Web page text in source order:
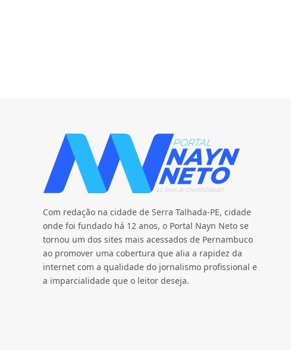
Com redação na cidade de Serra Talhada-PE, cidade
onde foi fundado há 12 anos, o Portal Nayn Neto se
tornou um dos sites mais acessados de Pernambuco
ao promover uma cobertura que alia a rapidez da
internet com a qualidade do jornalismo profissional e
a imparcialidade que o leitor deseja.